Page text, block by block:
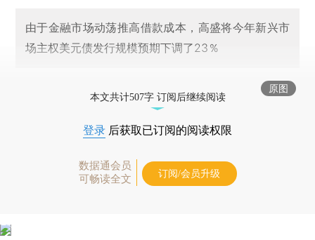
由于金融市场动荡推高借款成本，高盛将今年新兴市
场主权美元债发行规模预期下调了23％
原图
本文共计507字 订阅后继续阅读
登录 后获取已订阅的阅读权限
数据通会员
可畅读全文
订阅/会员升级